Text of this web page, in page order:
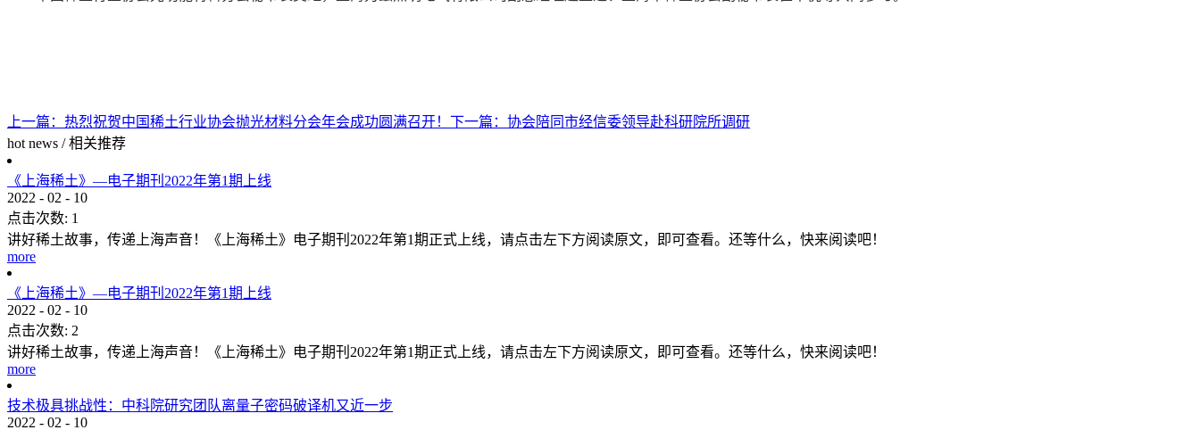
上一篇： 热烈祝贺中国稀土行业协会抛光材料分会年会成功圆满召开！ 下一篇： 协会陪同市经信委领导赴科研院所调研
hot news / 相关推荐
《上海稀土》—电子期刊2022年第1期上线
2022 - 02 - 10
点击次数: 1
讲好稀土故事，传递上海声音！《上海稀土》电子期刊2022年第1期正式上线，请点击左下方阅读原文，即可查看。还等什么，快来阅读吧！
more
《上海稀土》—电子期刊2022年第1期上线
2022 - 02 - 10
点击次数: 2
讲好稀土故事，传递上海声音！《上海稀土》电子期刊2022年第1期正式上线，请点击左下方阅读原文，即可查看。还等什么，快来阅读吧！
more
技术极具挑战性：中科院研究团队离量子密码破译机又近一步
2022 - 02 - 10